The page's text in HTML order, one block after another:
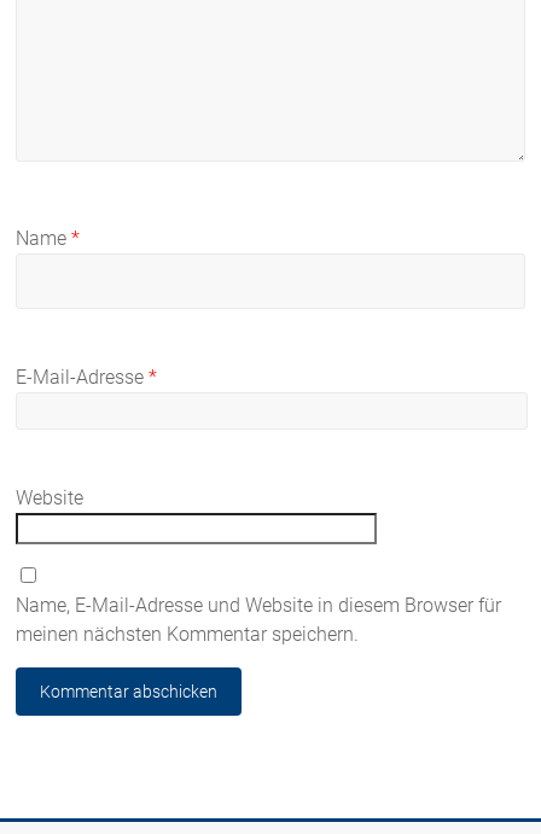
Name*
E-Mail-Adresse*
Website
Name, E-Mail-Adresse und Website in diesem Browser für
meinen nächsten Kommentar speichern.